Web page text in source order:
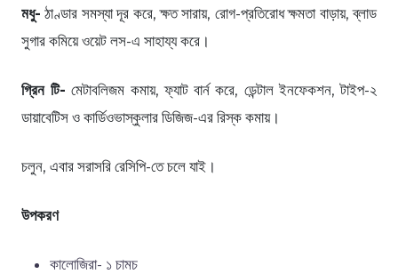
মধু- ঠাণ্ডার সমস্যা দূর করে, ক্ষত সারায়, রোগ-প্রতিরোধ ক্ষমতা বাড়ায়, ব্লাড
সুগার কমিয়ে ওয়েট লস-এ সাহায্য করে।
গ্রিন টি- মেটাবলিজম কমায়, ফ্যাট বার্ন করে, ডেন্টাল ইনফেকশন, টাইপ-২
ডায়াবেটিস ও কার্ডিওভাস্কুলার ডিজিজ-এর রিস্ক কমায়।
চলুন, এবার সরাসরি রেসিপি-তে চলে যাই।
উপকরণ
কালোজিরা- ১ চামচ